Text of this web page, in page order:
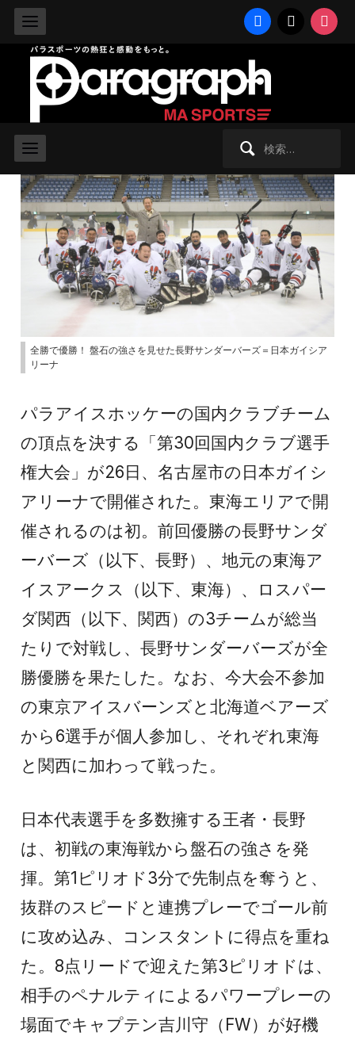
facebook
2022/3/28 月曜日 -
30回目の日本一決定戦は長野サンダ
ーバーズが制す！
全勝で優勝！ 盤石の強さを見せた長野サンダーバーズ＝日本ガイシア
リーナ
パラアイスホッケーの国内クラブチーム
の頂点を決する「第30回国内クラブ選手
権大会」が26日、名古屋市の日本ガイシ
アリーナで開催された。東海エリアで開
催されるのは初。前回優勝の長野サンダ
ーバーズ（以下、長野）、地元の東海ア
イスアークス（以下、東海）、ロスパー
ダ関西（以下、関西）の3チームが総当
たりで対戦し、長野サンダーバーズが全
勝優勝を果たした。なお、今大会不参加
の東京アイスバーンズと北海道ベアーズ
から6選手が個人参加し、それぞれ東海
と関西に加わって戦った。
日本代表選手を多数擁する王者・長野
は、初戦の東海戦から盤石の強さを発
揮。第1ピリオド3分で先制点を奪うと、
抜群のスピードと連携プレーでゴール前
に攻め込み、コンスタントに得点を重ね
た。8点リードで迎えた第3ピリオドは、
相手のペナルティによるパワープレーの
場面でキャプテン吉川守（FW）が好機